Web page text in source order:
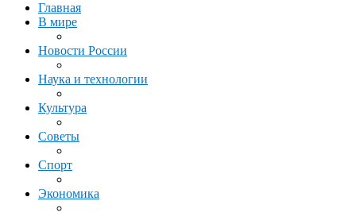
Главная
В мире
Новости России
Наука и технологии
Культура
Советы
Спорт
Экономика